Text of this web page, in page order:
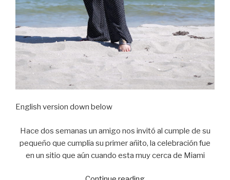
English version down below
Hace dos semanas un amigo nos invitó al cumple de su
pequeño que cumplía su primer añito, la celebración fue
en un sitio que aún cuando esta muy cerca de Miami